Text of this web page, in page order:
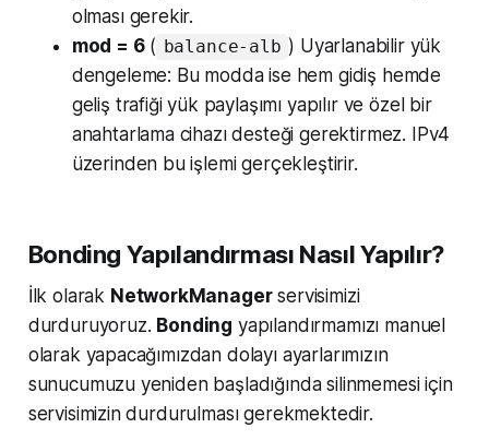
olması gerekir.
mod = 6( balance-alb ) Uyarlanabilir yük
dengeleme: Bu modda ise hem gidiş hemde
geliş trafiği yük paylaşımı yapılır ve özel bir
anahtarlama cihazı desteği gerektirmez. IPv4
üzerinden bu işlemi gerçekleştirir.
Bonding Yapılandırması Nasıl Yapılır?
İlk olarak NetworkManagerservisimizi
durduruyoruz. Bonding yapılandırmamızı manuel
olarak yapacağımızdan dolayı ayarlarımızın
sunucumuzu yeniden başladığında silinmemesi için
servisimizin durdurulması gerekmektedir.